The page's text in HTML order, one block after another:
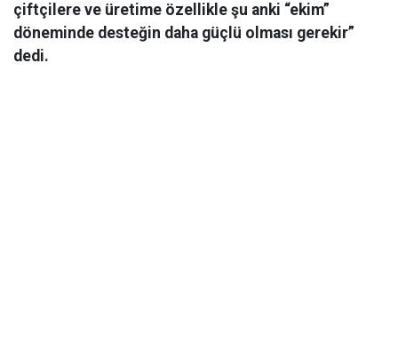
çiftçilere ve üretime özellikle şu anki “ekim”
döneminde desteğin daha güçlü olması gerekir”
dedi.